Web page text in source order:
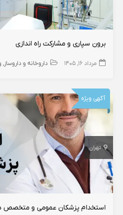
برون سپاری و مشارکت راه اندازی
مرداد ۱۶, ۱۴۰۵ داروخانه و داروساز
آگهی ویژه
تهران
استخدام پزشکان عمومی و متخصص